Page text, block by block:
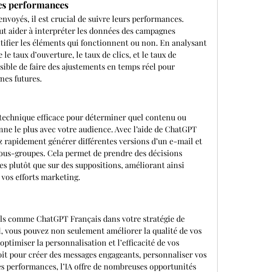
performances
il est crucial de suivre leurs performances.
aider à interpréter les données des campagnes
les éléments qui fonctionnent ou non. En analysant
le taux d’ouverture, le taux de clics, et le taux de
de faire des ajustements en temps réel pour
futures.
efficace pour déterminer quel contenu ou
le plus avec votre audience. Avec l’aide de ChatGPT
rapidement générer différentes versions d’un e-mail et
groupes. Cela permet de prendre des décisions
plutôt que sur des suppositions, améliorant ainsi
efforts marketing.
comme ChatGPT Français dans votre stratégie de
pouvez non seulement améliorer la qualité de vos
la personnalisation et l’efficacité de vos
pour créer des messages engageants, personnaliser vos
performances, l’IA offre de nombreuses opportunités